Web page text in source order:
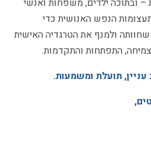
ובתוכה ילדים, משפחות ואנשי
הנפש האנושית כדי
ולמנף את הטרגדיה האישית
התפתחות והתקדמות.
תועלת ומשמעות.